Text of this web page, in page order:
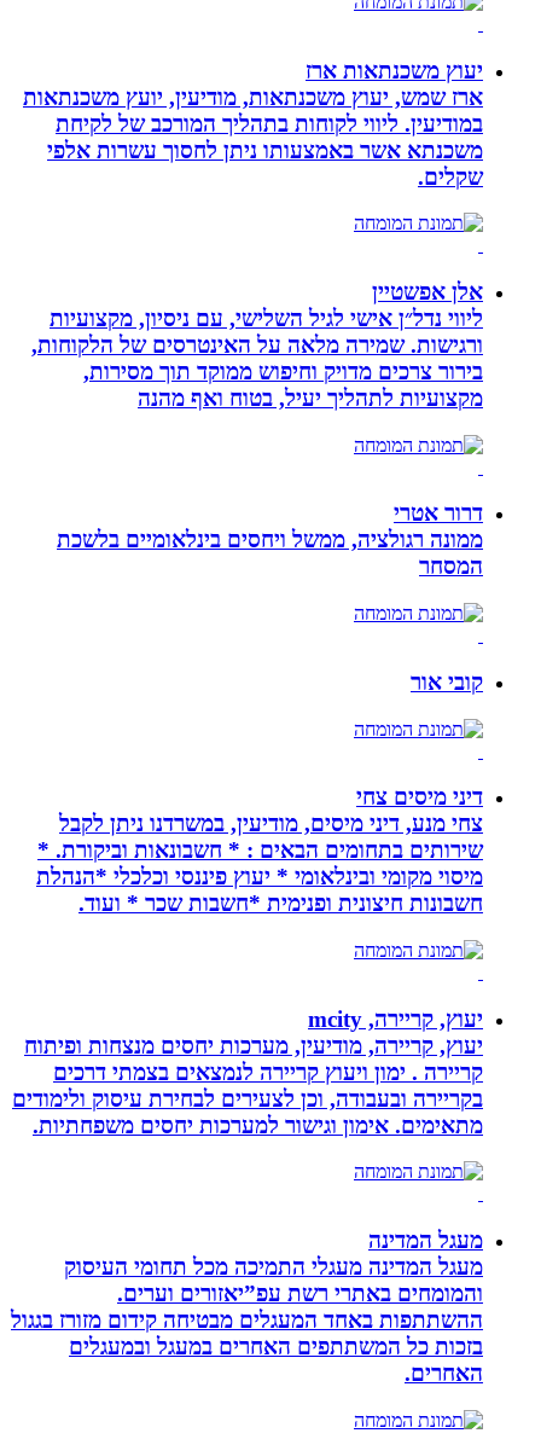
יעוץ משכנתאות ארז
ארז שמש, יעוץ משכנתאות, מודיעין, יועץ משכנתאות
במודיעין. ליווי לקוחות בתהליך המורכב של לקיחת
משכנתא אשר באמצעותו ניתן לחסוך עשרות אלפי
שקלים.
אלן אפשטיין
ליווי נדל״ן אישי לגיל השלישי, עם ניסיון, מקצועיות
ורגישות. שמירה מלאה על האינטרסים של הלקוחות,
בירור צרכים מדויק וחיפוש ממוקד תוך מסירות,
מקצועיות לתהליך יעיל, בטוח ואף מהנה
דרור אטרי
ממונה רגולציה, ממשל ויחסים בינלאומיים בלשכת
המסחר
קובי אור
דיני מיסים צחי
צחי מנע, דיני מיסים, מודיעין, במשרדנו ניתן לקבל
שירותים בתחומים הבאים : * חשבונאות וביקורת. *
מיסוי מקומי ובינלאומי * יעוץ פיננסי וכלכלי *הנהלת
חשבונות חיצונית ופנימית *חשבות שכר * ועוד.
יעוץ, קריירה, mcity
יעוץ, קריירה, מודיעין, מערכות יחסים מנצחות ופיתוח
קריירה . ימון ויעוץ קריירה לנמצאים בצמתי דרכים
בקריירה ובעבודה, וכן לצעירים לבחירת עיסוק ולימודים
מתאימים. אימון וגישור למערכות יחסים משפחתיות.
מעגל המדינה
מעגל המדינה מעגלי התמיכה מכל תחומי העיסוק
והמומחים באתרי רשת עפ”יאזורים וערים.
ההשתתפות באחד המעגלים מבטיחה קידום מזורז בגגול
בזכות כל המשתתפים האחרים במעגל ובמעגלים
האחרים.